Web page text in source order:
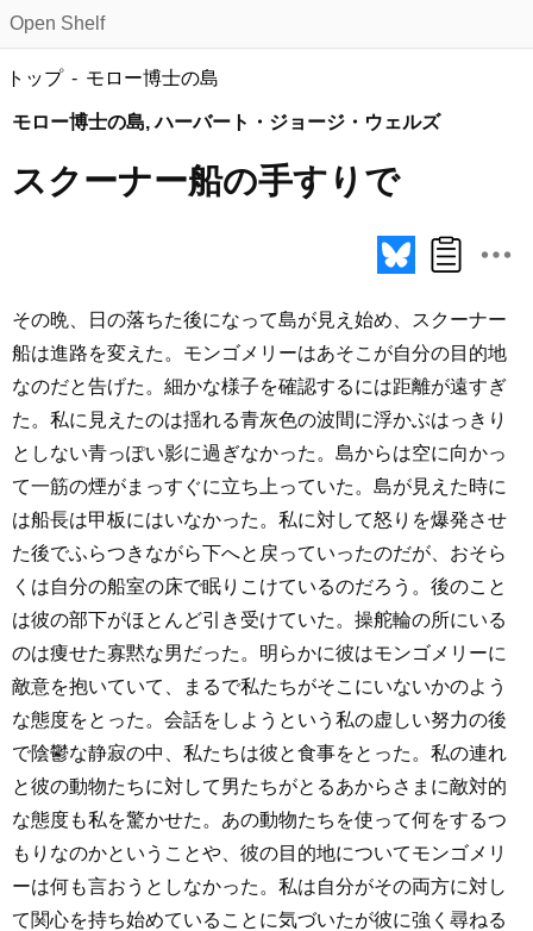
Open Shelf
トップ モロー博士の島
モロー博士の島, ハーバート・ジョージ・ウェルズ
スクーナー船の手すりで
その晩、日の落ちた後になって島が見え始め、スクーナー
船は進路を変えた。モンゴメリーはあそこが自分の目的地
なのだと告げた。細かな様子を確認するには距離が遠すぎ
た。私に見えたのは揺れる青灰色の波間に浮かぶはっきり
としない青っぽい影に過ぎなかった。島からは空に向かっ
て一筋の煙がまっすぐに立ち上っていた。島が見えた時に
は船長は甲板にはいなかった。私に対して怒りを爆発させ
た後でふらつきながら下へと戻っていったのだが、おそら
くは自分の船室の床で眠りこけているのだろう。後のこと
は彼の部下がほとんど引き受けていた。操舵輪の所にいる
のは痩せた寡黙な男だった。明らかに彼はモンゴメリーに
敵意を抱いていて、まるで私たちがそこにいないかのよう
な態度をとった。会話をしようという私の虚しい努力の後
で陰鬱な静寂の中、私たちは彼と食事をとった。私の連れ
と彼の動物たちに対して男たちがとるあからさまに敵対的
な態度も私を驚かせた。あの動物たちを使って何をするつ
もりなのかということや、彼の目的地についてモンゴメリ
ーは何も言おうとしなかった。私は自分がその両方に対し
て関心を持ち始めていることに気づいたが彼に強く尋ねる